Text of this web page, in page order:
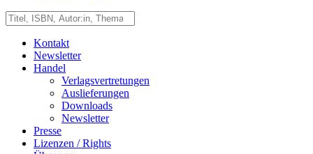
Kontakt
Newsletter
Handel
Verlagsvertretungen
Auslieferungen
Downloads
Newsletter
Presse
Lizenzen / Rights